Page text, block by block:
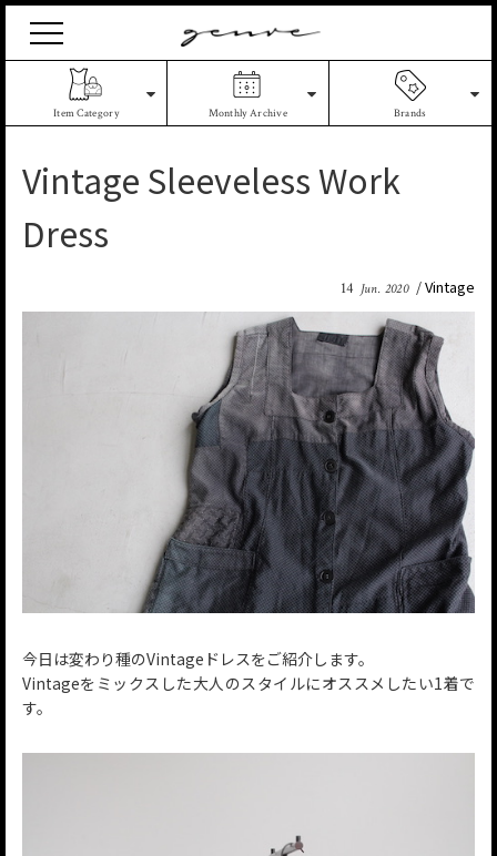
Antique
Jewelry
Item Category Monthly Archive Brands
Vintage Sleeveless Work
Dress
14 Jun. 2020 Vintage
今日は変わり種のVintageドレスをご紹介します。
Vintageをミックスした大人のスタイルにオススメしたい1着で
す。